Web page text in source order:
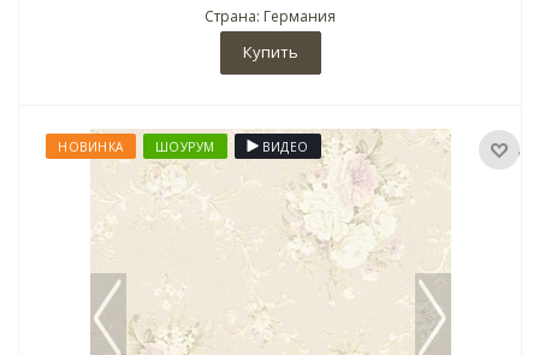
Страна: Германия
Купить
НОВИНКА ШОУРУМ ВИДЕО